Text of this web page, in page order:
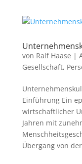
von Ralf Haase |
Gesellschaft,
Einführung Ein
wirtschaftlicher
Jahren mit
Übergang von